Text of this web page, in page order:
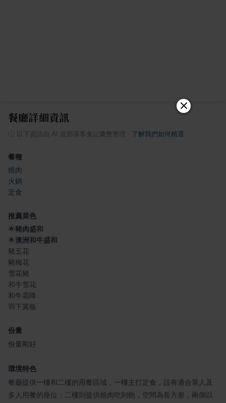
餐廳詳細資訊
以下資訊由 AI 從部落客食記彙整整理 了解我們如何精選
餐種
燒肉
火鍋
定食
推薦菜色
🌟豬肉盛和
🌟澳洲和牛盛和
豬五花
豬梅花
雪花豬
和牛雪花
和牛霜降
羽下翼板
份量
份量剛好
環境特色
餐廳提供一樓和二樓的用餐區域，一樓主打定食，設有適合單人及
多人用餐的座位；二樓則提供燒肉吃到飽，空間為長方形，兩側以